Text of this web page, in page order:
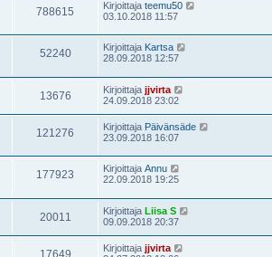
788615 Kirjoittaja teemu50
03.10.2018 11:57
52240 Kirjoittaja Kartsa
28.09.2018 12:57
13676 Kirjoittaja jjvirta
24.09.2018 23:02
121276 Kirjoittaja Päivänsäde
23.09.2018 16:07
177923 Kirjoittaja Annu
22.09.2018 19:25
20011 Kirjoittaja Liisa S
09.09.2018 20:37
17649 Kirjoittaja jjvirta